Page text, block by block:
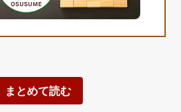
まとめて読む